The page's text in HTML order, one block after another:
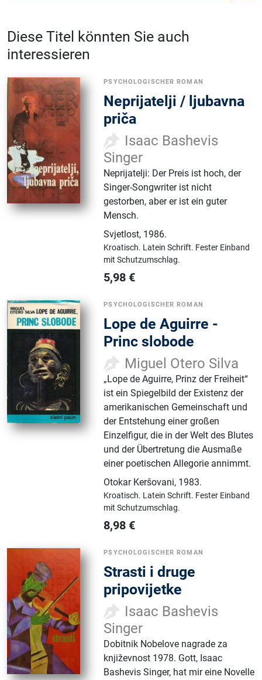
Diese Titel könnten Sie auch
interessieren
PSYCHOLOGISCHER ROMAN
Neprijatelji / ljubavna
priča
Isaac Bashevis
Singer
Neprijatelji: Der Preis ist hoch, der
Singer-Songwriter ist nicht
gestorben, aber er ist ein guter
Mensch.
Svjetlost, 1986.
Kroatisch. Latein Schrift. Fester Einband
mit Schutzumschlag.
5,98 €
PSYCHOLOGISCHER ROMAN
Lope de Aguirre -
Princ slobode
Miguel Otero Silva
„Lope de Aguirre, Prinz der Freiheit“
ist ein Spiegelbild der Existenz der
amerikanischen Gemeinschaft und
der Entstehung einer großen
Einzelfigur, die in der Welt des Blutes
und der Übertretung die Ausmaße
einer poetischen Allegorie annimmt.
Otokar Keršovani, 1983.
Kroatisch. Latein Schrift. Fester Einband
mit Schutzumschlag.
8,98 €
PSYCHOLOGISCHER ROMAN
Strasti i druge
pripovijetke
Isaac Bashevis
Singer
Dobitnik Nobelove nagrade za
književnost 1978. Gott, Isaac
Bashevis Singer, hat mir eine Novelle